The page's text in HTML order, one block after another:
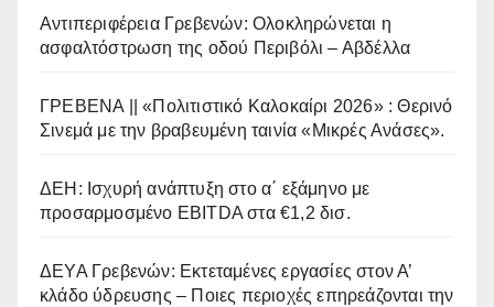
Αντιπεριφέρεια Γρεβενών: Ολοκληρώνεται η
ασφαλτόστρωση της οδού Περιβόλι – Αβδέλλα
ΓΡΕΒΕΝΑ || «Πολιτιστικό Καλοκαίρι 2026» : Θερινό
Σινεμά με την βραβευμένη ταινία «Μικρές Ανάσες».
ΔΕΗ: Ισχυρή ανάπτυξη στο α΄ εξάμηνο με
προσαρμοσμένο EBITDA στα €1,2 δισ.
ΔΕΥΑ Γρεβενών: Εκτεταμένες εργασίες στον Α’
κλάδο ύδρευσης – Ποιες περιοχές επηρεάζονται την